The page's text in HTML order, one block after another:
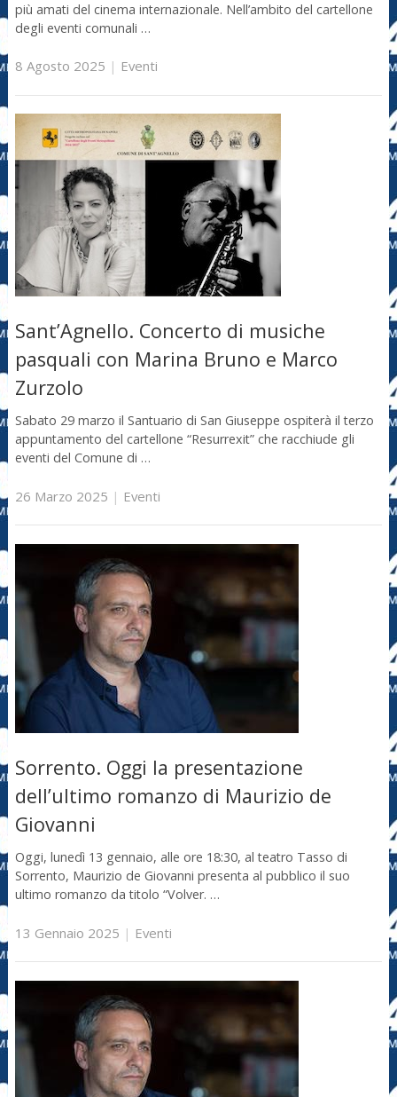
più amati del cinema internazionale. Nell’ambito del cartellone
degli eventi comunali …
8 Agosto 2025 | Eventi
Sant’Agnello. Concerto di musiche
pasquali con Marina Bruno e Marco
Zurzolo
Sabato 29 marzo il Santuario di San Giuseppe ospiterà il terzo
appuntamento del cartellone “Resurrexit” che racchiude gli
eventi del Comune di …
26 Marzo 2025 | Eventi
Sorrento. Oggi la presentazione
dell’ultimo romanzo di Maurizio de
Giovanni
Oggi, lunedì 13 gennaio, alle ore 18:30, al teatro Tasso di
Sorrento, Maurizio de Giovanni presenta al pubblico il suo
ultimo romanzo da titolo “Volver. …
13 Gennaio 2025 | Eventi